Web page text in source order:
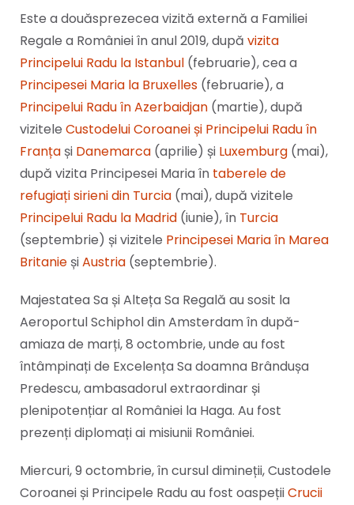
Este a douăsprezecea vizită externă a Familiei
Regale a României în anul 2019, după vizita
Principelui Radu la Istanbul (februarie), cea a
Principesei Maria la Bruxelles (februarie), a
Principelui Radu în Azerbaidjan (martie), după
vizitele Custodelui Coroanei și Principelui Radu în
Franța și Danemarca (aprilie) și Luxemburg (mai),
după vizita Principesei Maria în taberele de
refugiați sirieni din Turcia (mai), după vizitele
Principelui Radu la Madrid (iunie), în Turcia
(septembrie) și vizitele Principesei Maria în Marea
Britanie șiAustria (septembrie).
Majestatea Sa și Alteța Sa Regală au sosit la
Aeroportul Schiphol din Amsterdam în după-
amiaza de marți, 8 octombrie, unde au fost
întâmpinați de Excelența Sa doamna Brândușa
Predescu, ambasadorul extraordinar și
plenipotențiar al României la Haga. Au fost
prezenți diplomați ai misiunii României.
Miercuri, 9 octombrie, în cursul dimineții, Custodele
Coroanei și Principele Radu au fost oaspețiiCrucii